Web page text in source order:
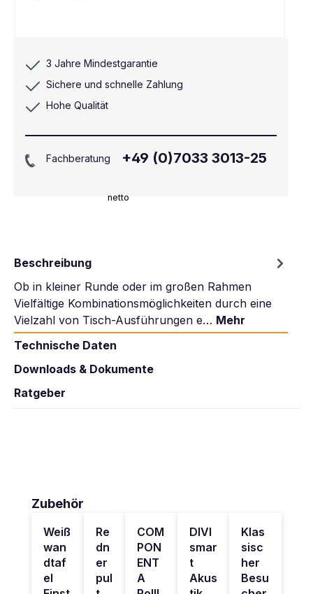
netto
3 Jahre Mindestgarantie
Sichere und schnelle Zahlung
Hohe Qualität
Fachberatung +49 (0)7033 3013-25
Beschreibung
Ob in kleiner Runde oder im großen Rahmen
Vielfältige Kombinationsmöglichkeiten durch eine
Vielzahl von Tisch-Ausführungen e… Mehr
Technische Daten
Downloads & Dokumente
Ratgeber
Produktgalerie überspringen
Zubehör
Weiß
wan
dtaf
el
Re
dn
er
pul
COM
PON
ENT
A
DIVI
smar
t
Akus
Klas
sisc
her
Besu